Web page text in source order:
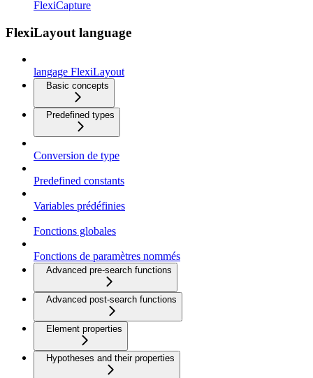
FlexiCapture
FlexiLayout language
langage FlexiLayout
Basic concepts
Predefined types
Conversion de type
Predefined constants
Variables prédéfinies
Fonctions globales
Fonctions de paramètres nommés
Advanced pre-search functions
Advanced post-search functions
Element properties
Hypotheses and their properties